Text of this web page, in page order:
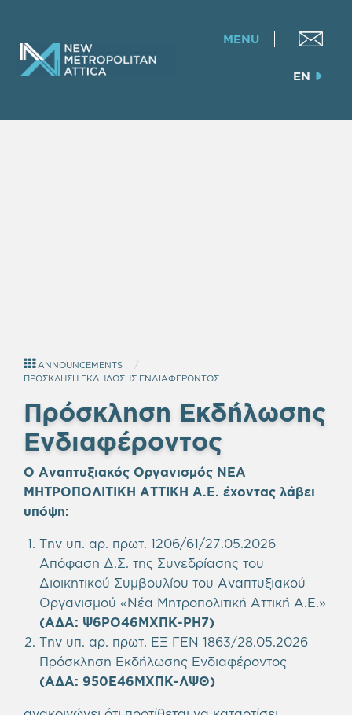
MENU
EN
ANNOUNCEMENTS
ΠΡΟΣΚΛΗΣΗ ΕΚΔΗΛΩΣΗΣ ΕΝΔΙΑΦΕΡΟΝΤΟΣ
Πρόσκληση Εκδήλωσης
Ενδιαφέροντος
Ο Αναπτυξιακός Οργανισμός ΝΕΑ
ΜΗΤΡΟΠΟΛΙΤΙΚΗ ΑΤΤΙΚΗ Α.Ε. έχοντας λάβει
υπόψη:
Την υπ. αρ. πρωτ. 1206/61/27.05.2026
Απόφαση Δ.Σ. της Συνεδρίασης του
Διοικητικού Συμβουλίου του Αναπτυξιακού
Οργανισμού «Νέα Μητροπολιτική Αττική Α.Ε.»
(ΑΔΑ: Ψ6ΡΟ46ΜΧΠΚ-ΡΗ7)
Την υπ. αρ. πρωτ. ΕΞ ΓΕΝ 1863/28.05.2026
Πρόσκληση Εκδήλωσης Ενδιαφέροντος
(ΑΔΑ: 950Ε46ΜΧΠΚ-ΛΨΘ)